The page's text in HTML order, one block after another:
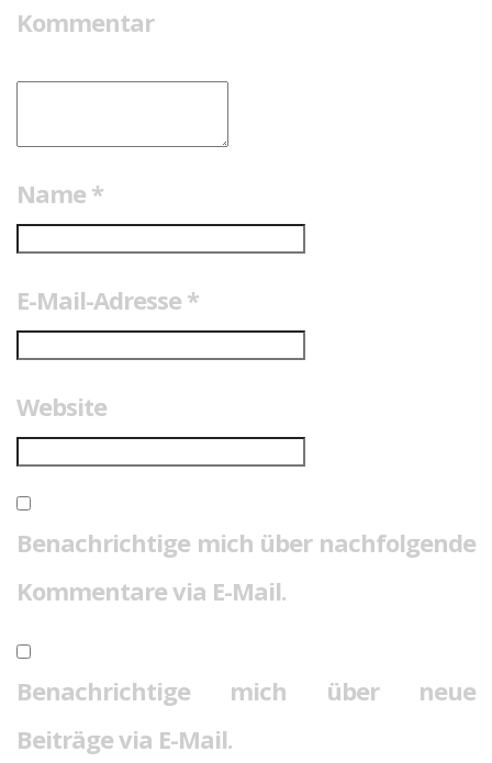
Kommentar
Name *
E-Mail-Adresse *
Website
Benachrichtige mich über nachfolgende
Kommentare via E-Mail.
Benachrichtige mich über neue
Beiträge via E-Mail.